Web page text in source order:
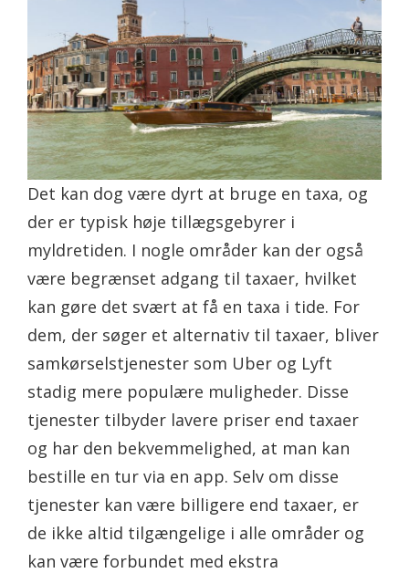
Det kan dog være dyrt at bruge en taxa, og
der er typisk høje tillægsgebyrer i
myldretiden. I nogle områder kan der også
være begrænset adgang til taxaer, hvilket
kan gøre det svært at få en taxa i tide. For
dem, der søger et alternativ til taxaer, bliver
samkørselstjenester som Uber og Lyft
stadig mere populære muligheder. Disse
tjenester tilbyder lavere priser end taxaer
og har den bekvemmelighed, at man kan
bestille en tur via en app. Selv om disse
tjenester kan være billigere end taxaer, er
de ikke altid tilgængelige i alle områder og
kan være forbundet med ekstra